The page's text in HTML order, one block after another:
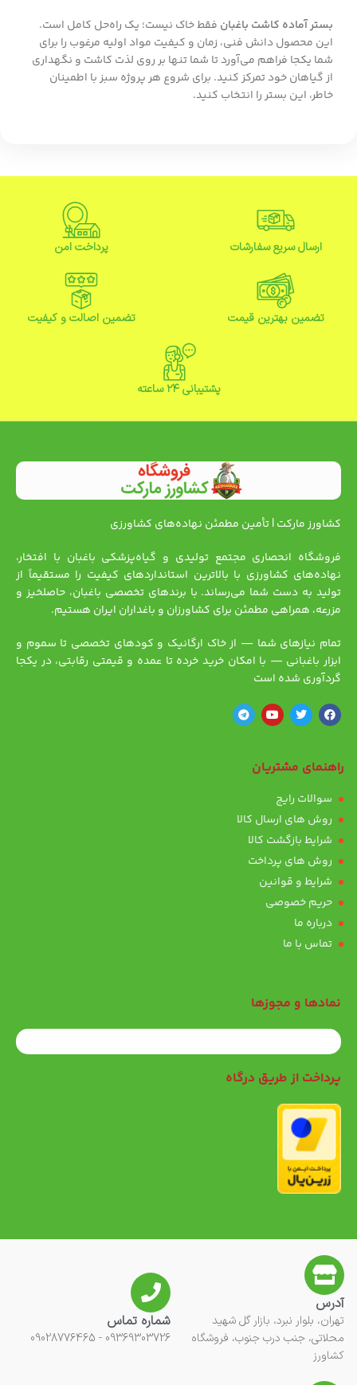
بستر آماده کاشت باغبان فقط خاک نیست؛ یک راه‌حل کامل است.
این محصول دانش فنی، زمان و کیفیت مواد اولیه مرغوب را برای
شما یکجا فراهم می‌آورد تا شما تنها بر روی لذت کاشت و نگهداری
از گیاهان خود تمرکز کنید. برای شروع هر پروژه سبز با اطمینان
خاطر، این بستر را انتخاب کنید.
ارسال سریع سفارشات پرداخت امن
تضمین بهترین قیمت تضمین اصالت و کیفیت
پشتیبانی ۲۴ ساعته
کشاورز مارکت | تأمین مطمئن نهاده‌های کشاورزی
فروشگاه انحصاری مجتمع تولیدی و گیاه‌پزشکی باغبان با افتخار،
نهاده‌های کشاورزی با بالاترین استانداردهای کیفیت را مستقیماً از
تولید به دست شما می‌رساند. با برندهای تخصصی باغبان، حاصلخیز و
مزرعه، همراهی مطمئن برای کشاورزان و باغداران ایران هستیم.
تمام نیازهای شما — از خاک ارگانیک و کودهای تخصصی تا سموم و
ابزار باغبانی — با امکان خرید خرده تا عمده و قیمتی رقابتی، در یکجا
گردآوری شده است
راهنمای مشتریان
سوالات رایج
روش های ارسال کالا
شرایط بازگشت کالا
روش های پرداخت
شرایط و قوانین
حریم خصوصی
درباره ما
تماس با ما
نمادها و مجوزها
پرداخت از طریق درگاه
آدرس
تهران، بلوار نبرد، بازار گل شهید
محلاتی، جنب درب جنوب، فروشگاه
کشاورز
شماره تماس
09369303726 - 09028776465